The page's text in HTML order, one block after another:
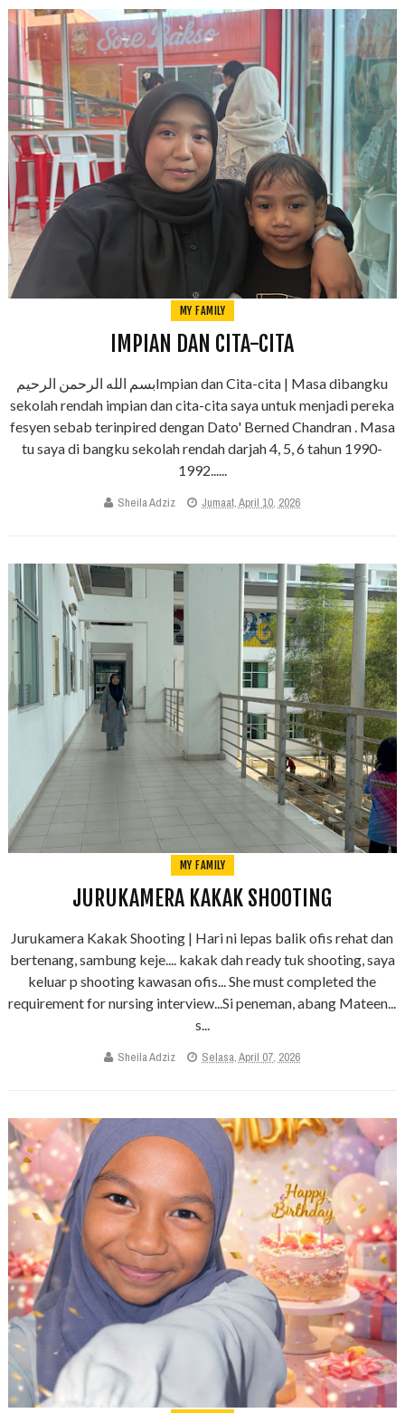
MY FAMILY
IMPIAN DAN CITA-CITA
بسم الله الرحمن الرحيمImpian dan Cita-cita | Masa dibangku
sekolah rendah impian dan cita-cita saya untuk menjadi pereka
fesyen sebab terinpired dengan Dato' Berned Chandran . Masa
tu saya di bangku sekolah rendah darjah 4, 5, 6 tahun 1990-
1992......
Sheila Adziz Jumaat, April 10, 2026
MY FAMILY
JURUKAMERA KAKAK SHOOTING
Jurukamera Kakak Shooting | Hari ni lepas balik ofis rehat dan
bertenang, sambung keje.... kakak dah ready tuk shooting, saya
keluar p shooting kawasan ofis... She must completed the
requirement for nursing interview...Si peneman, abang Mateen...
s...
Sheila Adziz Selasa, April 07, 2026